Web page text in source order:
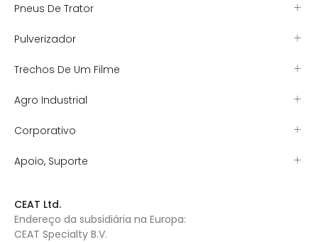
Pneus De Trator
Pulverizador
Trechos De Um Filme
Agro Industrial
Corporativo
Apoio, Suporte
CEAT Ltd.
Endereço da subsidiária na Europa:
CEAT Specialty B.V.